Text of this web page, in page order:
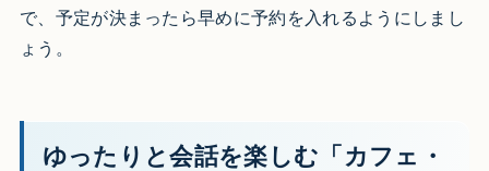
で、予定が決まったら早めに予約を入れるようにしまし
ょう。
ゆったりと会話を楽しむ「カフェ・